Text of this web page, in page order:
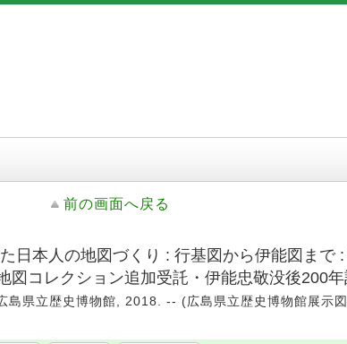
前の画面へ戻る
日本人の地図づくり : 行基図から伊能図まで
図コレクション追加受託・伊能忠敬没後200
島県立歴史博物館, 2018. -- (広島県立歴史博物館展示